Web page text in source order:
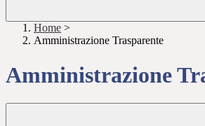
Home >
Amministrazione Trasparente
Amministrazione